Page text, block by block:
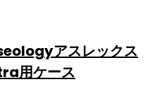
アスレックス
用ケース